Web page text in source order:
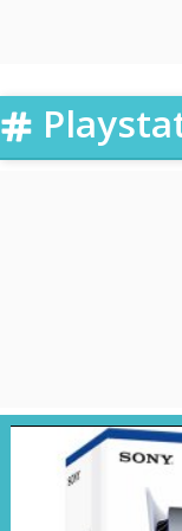
para
Pro,
VESA
Gorilla
reducir